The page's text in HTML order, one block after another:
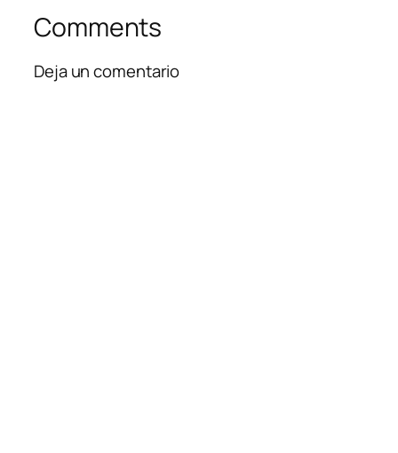
Comments
Deja un comentario